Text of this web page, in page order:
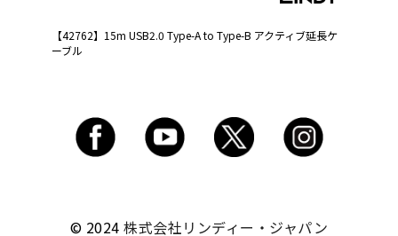
【42762】15m USB2.0 Type-A to Type-B アクティブ延長ケ
ーブル
© 2024株式会社リンディー・ジャパン